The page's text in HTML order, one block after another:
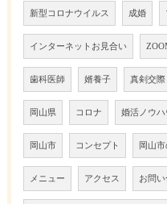
新型コロナウイルス 成婚
インターネットお見合い
歯科医師 婿養子 真剣交際
岡山県 コロナ 婚活ノウハ
岡山市 コンセプト 岡山
メニュー アクセス お問